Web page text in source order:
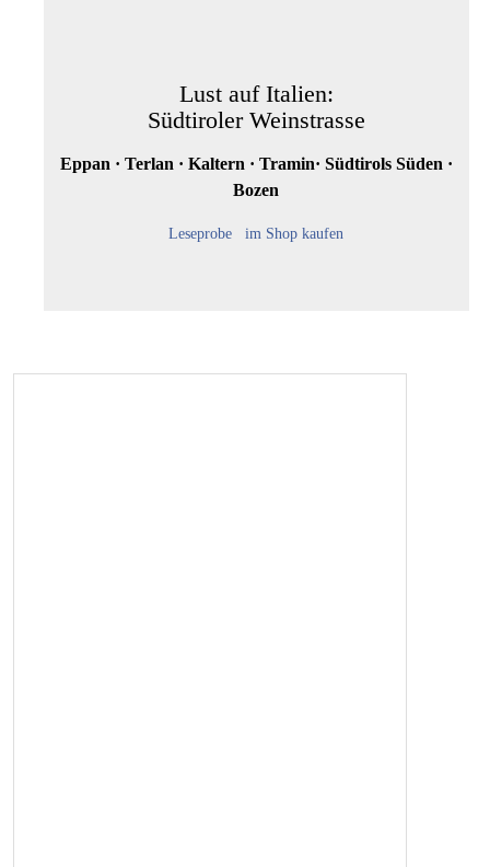
Lust auf Italien:
Südtiroler Weinstrasse
Eppan · Terlan · Kaltern · Tramin· Südtirols Süden ·
Bozen
Leseprobe im Shop kaufen